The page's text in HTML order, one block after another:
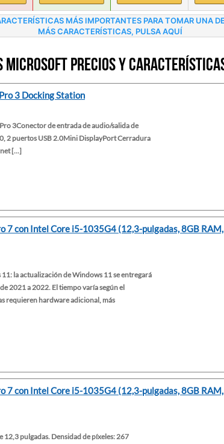
MÁS IMPORTANTES PARA TOMAR UNA
MÁS CARACTERÍSTICAS, PULSA AQUÍ
Microsoft precios y
3 Docking Station
3Conector de entrada de audio/salida de
2 puertos USB 2.0Mini DisplayPort Cerradura
[...]
7 con Intel Core i5-1035G4 (12,3-pulgadas, 8GB
la actualización de Windows 11 se entregará
2021 a 2022. El tiempo varía según el
requieren hardware adicional, más
7 con Intel Core i5-1035G4 (12,3-pulgadas, 8GB
12,3 pulgadas. Densidad de píxeles: 267